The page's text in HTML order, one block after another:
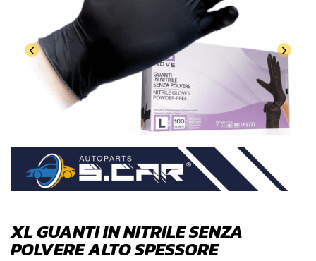
XL GUANTI IN NITRILE SENZA
POLVERE ALTO SPESSORE